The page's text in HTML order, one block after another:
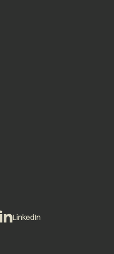
LinkedIn